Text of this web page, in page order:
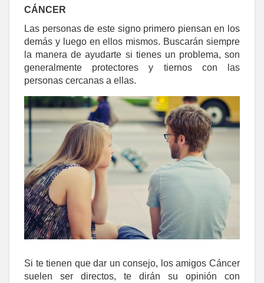
CÁNCER
Las personas de este signo primero piensan en los
demás y luego en ellos mismos. Buscarán siempre
la manera de ayudarte si tienes un problema, son
generalmente protectores y tiernos con las
personas cercanas a ellas.
Si te tienen que dar un consejo, los amigos Cáncer
suelen ser directos, te dirán su opinión con